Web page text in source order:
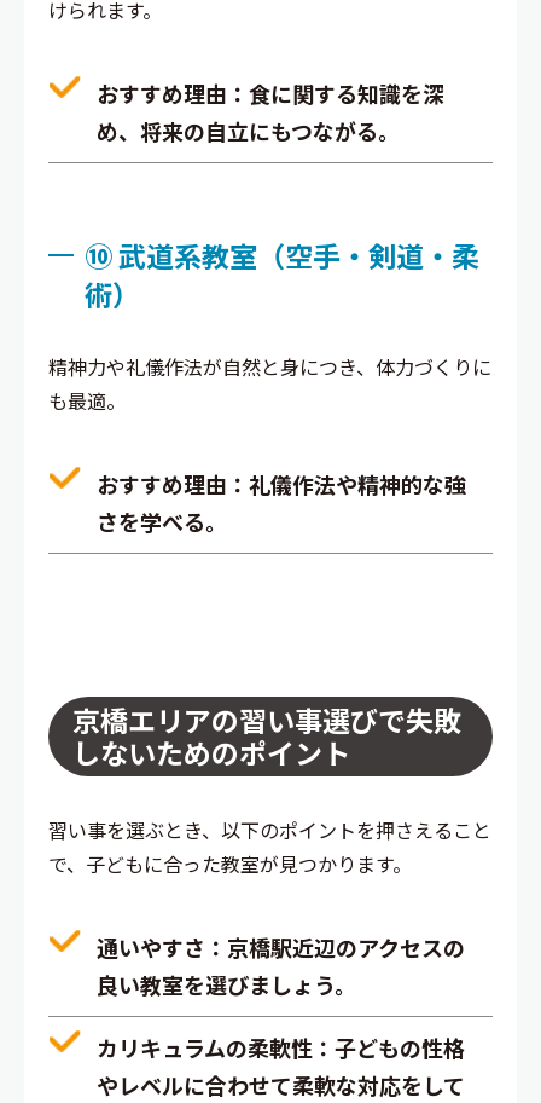
けられます。
おすすめ理由 ：食に関する知識を深
め、将来の自立にもつながる。
⑩ 武道系教室（空手・剣道・柔
術）
精神力や礼儀作法が自然と身につき、体力づくりに
も最適。
おすすめ理由 ：礼儀作法や精神的な強
さを学べる。
京橋エリアの習い事選びで失敗
しないためのポイント
習い事を選ぶとき、以下のポイントを押さえること
で、子どもに合った教室が見つかります。
通いやすさ ：京橋駅近辺のアクセスの
良い教室を選びましょう。
カリキュラムの柔軟性 ：子どもの性格
やレベルに合わせて柔軟な対応をして